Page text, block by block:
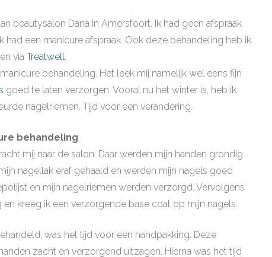
beautysalon Dana in Amersfoort. Ik had geen afspraak
een manicure afspraak. Ook deze behandeling heb ik
via Treatwell
behandeling. Het leek mij namelijk wel eens fijn
goed te laten verzorgen. Vooral nu het winter is, heb ik
nagelriemen. Tijd voor een verandering.
behandeling
mij naar de salon. Daar werden mijn handen grondig
nagellak eraf gehaald en werden mijn nagels goed
en mijn nagelriemen werden verzorgd. Vervolgens
kreeg ik een verzorgende base coat op mijn nagels.
was het tijd voor een handpakking. Deze
zacht en verzorgend uitzagen. Hierna was het tijd